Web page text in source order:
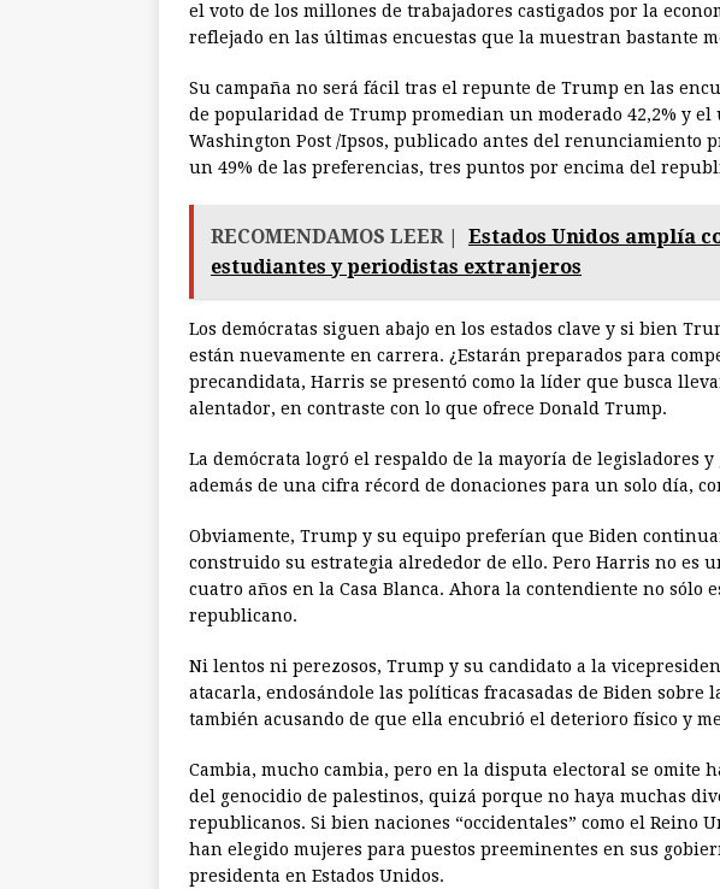
el voto de los millones de trabajadores castigados por la
reflejado en las últimas encuestas que la muestran bastante
Su campaña no será fácil tras el repunte de Trump en las
de popularidad de Trump promedian un moderado 42,2% y el
Washington Post /Ipsos, publicado antes del renunciamiento
un 49% de las preferencias, tres puntos por encima del
RECOMENDAMOS LEER |
Estados Unidos amplía
estudiantes y periodistas extranjeros
Los demócratas siguen abajo en los estados clave y si bien
están nuevamente en carrera. ¿Estarán preparados para
precandidata, Harris se presentó como la líder que busca
alentador, en contraste con lo que ofrece Donald Trump.
La demócrata logró el respaldo de la mayoría de legisladores y
además de una cifra récord de donaciones para un solo día,
Obviamente, Trump y su equipo preferían que Biden
construido su estrategia alrededor de ello. Pero Harris no es
cuatro años en la Casa Blanca. Ahora la contendiente no sólo
republicano.
Ni lentos ni perezosos, Trump y su candidato a la
atacarla, endosándole las políticas fracasadas de Biden sobre
también acusando de que ella encubrió el deterioro físico y
Cambia, mucho cambia, pero en la disputa electoral se omite
del genocidio de palestinos, quizá porque no haya muchas
republicanos. Si bien naciones “occidentales” como el Reino
han elegido mujeres para puestos preeminentes en sus
presidenta en Estados Unidos.